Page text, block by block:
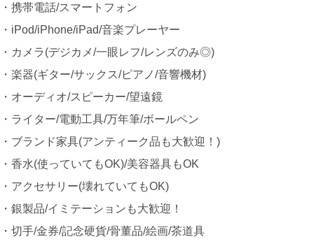
・携帯電話/スマートフォン
・iPod/iPhone/iPad/音楽プレーヤー
・カメラ(デジカメ/一眼レフ/レンズのみ◎)
・楽器(ギター/サックス/ピアノ/音響機材)
・オーディオ/スピーカー/望遠鏡
・ライター/電動工具/万年筆/ボールペン
・ブランド家具(アンティーク品も大歓迎！)
・香水(使っていてもOK)/美容器具もOK
・アクセサリー(壊れていてもOK)
・銀製品/イミテーションも大歓迎！
・切手/金券/記念硬貨/骨董品/絵画/茶道具